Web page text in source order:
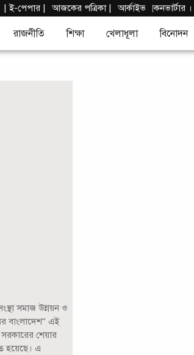
|ই-পেপার | আজকের পত্রিকা | আর্কাইভ |কনভার্টার ।
রাজনীতি শিক্ষা খেলাধূলা বিনোদন
সমাজ উন্নয়ন ও
বাংলাদেশ” এই
শেয়ার
হয়েছে। এ